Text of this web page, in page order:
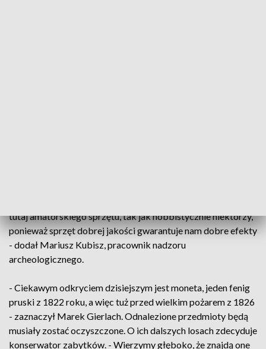
tutaj amatorskiego sprzętu, tak jak hobbistycznie niektórzy,
ponieważ sprzęt dobrej jakości gwarantuje nam dobre efekty
- dodał Mariusz Kubisz, pracownik nadzoru
archeologicznego.
- Ciekawym odkryciem dzisiejszym jest moneta, jeden fenig
pruski z 1822 roku, a więc tuż przed wielkim pożarem z 1826
- zaznaczył Marek Gierlach. Odnalezione przedmioty będą
musiały zostać oczyszczone. O ich dalszych losach zdecyduje
konserwator zabytków. - Wierzymy głęboko, że znajdą one